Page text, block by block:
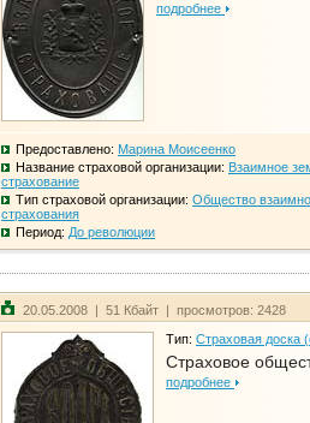
подробнее
Предоставлено: Марина Моисеенко
Название страховой организации: Взаимное
страхование
Тип страховой организации: Общество
страхования
Период: До революции
20.05.2008 | 51 Кбайт | просмотров: 2428
Тип: Страховая доска
Страховое
подробнее